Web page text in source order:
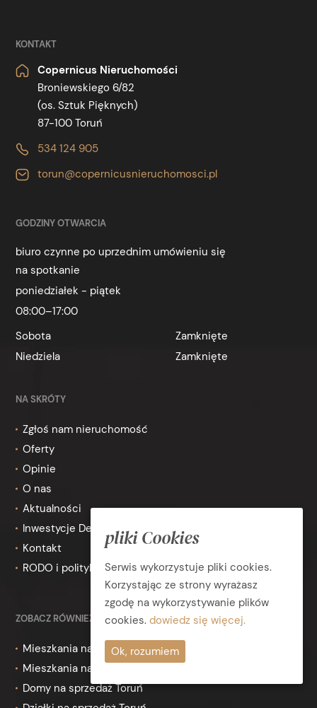
KONTAKT
Copernicus Nieruchomości
Broniewskiego 6/82
(os. Sztuk Pięknych)
87-100 Toruń
534 124 905
torun@copernicusnieruchomosci.pl
GODZINY OTWARCIA
biuro czynne po uprzednim umówieniu się
na spotkanie
poniedziałek - piątek
08:00–17:00
Sobota
Zamknięte
Niedziela
Zamknięte
NA SKRÓTY
Zgłoś nam nieruchomość
Oferty
Opinie
O nas
Aktualności
Inwestycje Deweloperskie
Kontakt
RODO i polityka prywatności
ZOBACZ RÓWNIEŻ
Mieszkania na wynajem Toruń
Mieszkania na sprzedaż Toruń
Domy na sprzedaż Toruń
pliki Cookies
Serwis wykorzystuje pliki cookies.
Korzystając ze strony wyrażasz
zgodę na wykorzystywanie plików
cookies. dowiedz się więcej.
Ok, rozumiem